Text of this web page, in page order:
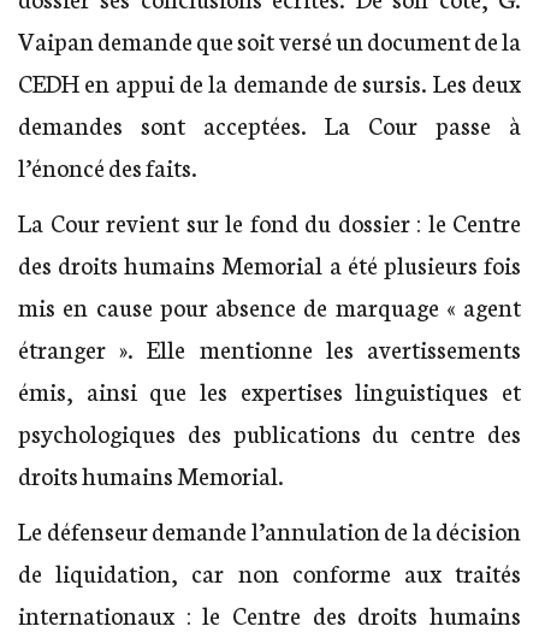
Vaipan demande que soit versé un document de la
CEDH en appui de la demande de sursis. Les deux
demandes sont acceptées. La Cour passe à
l’énoncé des faits.
La Cour revient sur le fond du dossier : le Centre
des droits humains Memorial a été plusieurs fois
mis en cause pour absence de marquage « agent
étranger ». Elle mentionne les avertissements
émis, ainsi que les expertises linguistiques et
psychologiques des publications du centre des
droits humains Memorial.
Le défenseur demande l’annulation de la décision
de liquidation, car non conforme aux traités
internationaux : le Centre des droits humains